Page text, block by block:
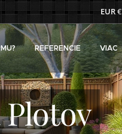
EUR€
REFERENCIE VIAC